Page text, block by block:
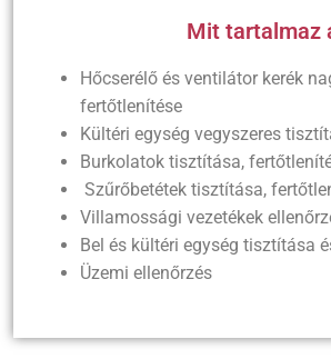
Mit tartalmaz
Hőcserélő és ventilátor kerék
fertőtlenítése
Kültéri egység vegyszeres
Burkolatok tisztítása,
Szűrőbetétek tisztítása,
Villamossági vezetékek
Bel és kültéri egység tisztítása
Üzemi ellenőrzés